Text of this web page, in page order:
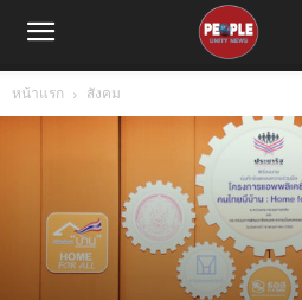
หน้าแรก สังคม